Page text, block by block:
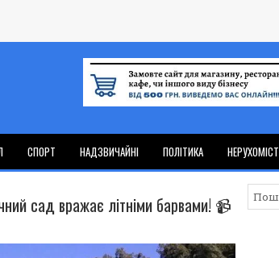
СПОРТ НАДЗВИЧАЙНІ ПОЛІТИКА
сад вражає літніми барвами! 📹